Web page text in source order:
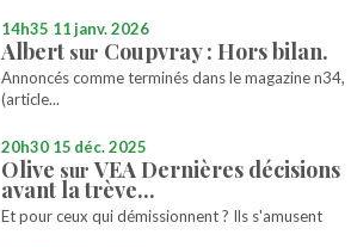
14h35 11janv. 2026
Albert sur Coupvray : Hors bilan.
Annoncés comme terminés dans le magazine n34,
(article...
20h30 15 déc. 2025
Olive sur VEA Dernières décisions
avant la trève...
Et pour ceux qui démissionnent ? Ils s'amusent